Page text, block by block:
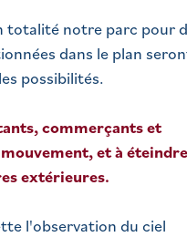
totalité notre parc pour
dans le plan
possibilités.
commerçants et
et à éteindre
extérieures.
l'observation du ciel